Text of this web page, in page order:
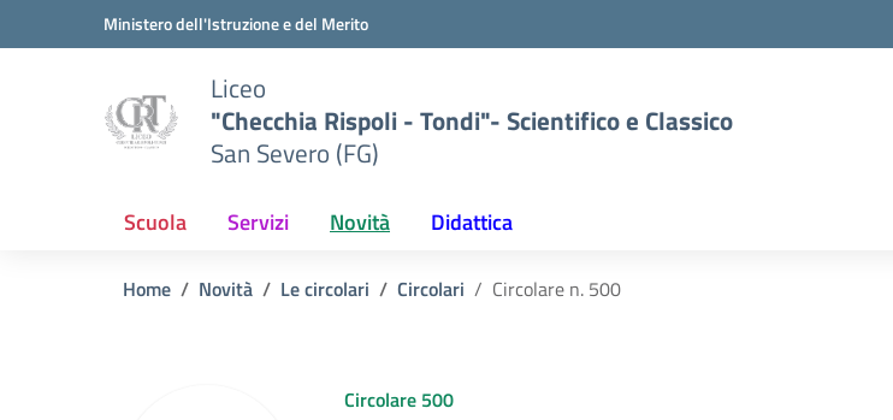
Vai ai contenuti
Vai al menu di navigazioneMinistero dell'Istruzione e del Merito
Liceo
"Checchia Rispoli - Tondi"- Scientifico e Classico
San Severo (FG)
Scuola Servizi Novità Didattica
Home Novità Le circolari Circolari Circolare n. 500
Circolare 500